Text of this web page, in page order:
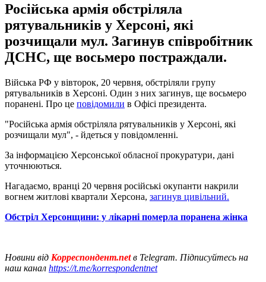
Російська армія обстріляла
рятувальників у Херсоні, які
розчищали мул. Загинув співробітник
ДСНС, ще восьмеро постраждали.
Війська РФ у вівторок, 20 червня, обстріляли групу
рятувальників в Херсоні. Один з них загинув, ще восьмеро
поранені. Про це повідомили в Офісі президента.
"Російська армія обстріляла рятувальників у Херсоні, які
розчищали мул", - йдеться у повідомленні.
За інформацією Херсонської обласної прокуратури, дані
уточнюються.
Нагадаємо, вранці 20 червня російські окупанти накрили
вогнем житлові квартали Херсона, загинув цивільний.
Обстріл Херсонщини: у лікарні померла поранена жінка
Новини від Корреспондент.netв Telegram. Підписуйтесь на
наш канал https://t.me/korrespondentnet